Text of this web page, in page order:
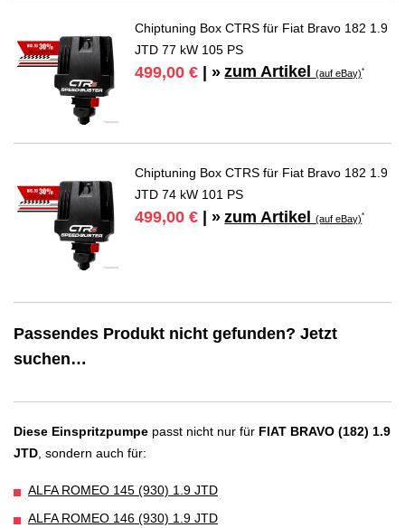
Chiptuning Box CTRS für Fiat Bravo 182 1.9
JTD 77 kW 105 PS
499,00 € | » zum Artikel(auf eBay)*
Chiptuning Box CTRS für Fiat Bravo 182 1.9
JTD 74 kW 101 PS
499,00 € | » zum Artikel(auf eBay)*
Passendes Produkt nicht gefunden? Jetzt
suchen…
Diese Einspritzpumpe passt nicht nur für FIAT BRAVO (182) 1.9
JTD , sondern auch für:
ALFA ROMEO 145 (930) 1.9 JTD
ALFA ROMEO 146 (930) 1.9 JTD